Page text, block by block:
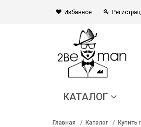
Избанное
КАТАЛОГ
Главная Каталог Купить